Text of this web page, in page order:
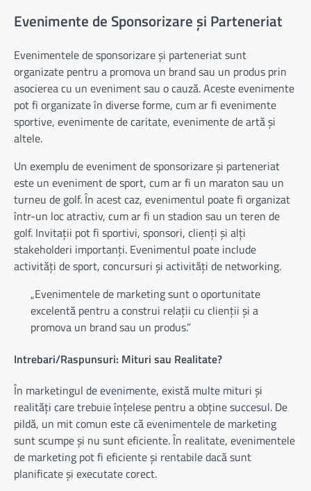
Evenimente de Sponsorizare și Parteneriat
Evenimentele de sponsorizare și parteneriat sunt
organizate pentru a promova un brand sau un produs prin
asocierea cu un eveniment sau o cauză. Aceste evenimente
pot fi organizate în diverse forme, cum ar fi evenimente
sportive, evenimente de caritate, evenimente de artă și
altele.
Un exemplu de eveniment de sponsorizare și parteneriat
este un eveniment de sport, cum ar fi un maraton sau un
turneu de golf. În acest caz, evenimentul poate fi organizat
într-un loc atractiv, cum ar fi un stadion sau un teren de
golf. Invitații pot fi sportivi, sponsori, clienți și alți
stakeholderi importanți. Evenimentul poate include
activități de sport, concursuri și activități de networking.
„Evenimentele de marketing sunt o oportunitate
excelentă pentru a construi relații cu clienții și a
promova un brand sau un produs.”
Intrebari/Raspunsuri: Mituri sau Realitate?
În marketingul de evenimente, există multe mituri și
realități care trebuie înțelese pentru a obține succesul. De
pildă, un mit comun este că evenimentele de marketing
sunt scumpe și nu sunt eficiente. În realitate, evenimentele
de marketing pot fi eficiente și rentabile dacă sunt
planificate și executate corect.